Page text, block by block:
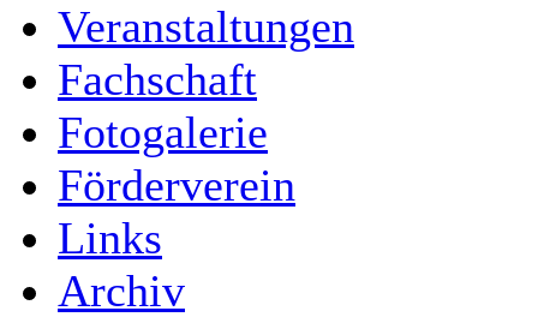
Veranstaltungen
Fachschaft
Fotogalerie
Förderverein
Links
Archiv